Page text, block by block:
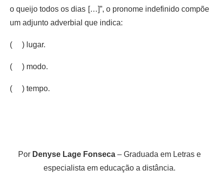
o queijo todos os dias […]”, o pronome indefinido compõe
um adjunto adverbial que indica:
( ) lugar.
( ) modo.
( ) tempo.
Por Denyse Lage Fonseca – Graduada em Letras e
especialista em educação a distância.